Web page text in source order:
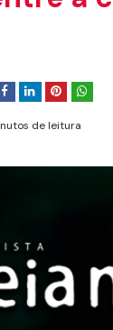
de leitura